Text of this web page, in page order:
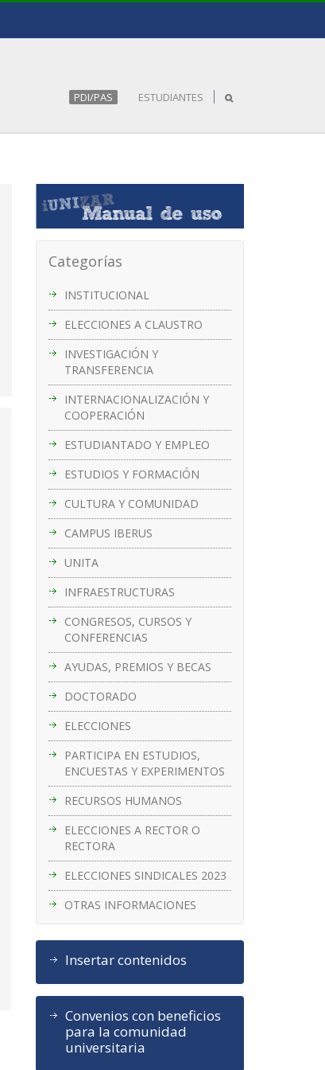
PDI/PAS ESTUDIANTES
Categorías
INSTITUCIONAL
ELECCIONES A CLAUSTRO
INVESTIGACIÓN Y
TRANSFERENCIA
INTERNACIONALIZACIÓN Y
COOPERACIÓN
ESTUDIANTADO Y EMPLEO
ESTUDIOS Y FORMACIÓN
CULTURA Y COMUNIDAD
CAMPUS IBERUS
UNITA
INFRAESTRUCTURAS
CONGRESOS, CURSOS Y
CONFERENCIAS
AYUDAS, PREMIOS Y BECAS
DOCTORADO
ELECCIONES
PARTICIPA EN ESTUDIOS,
ENCUESTAS Y EXPERIMENTOS
RECURSOS HUMANOS
ELECCIONES A RECTOR O
RECTORA
ELECCIONES SINDICALES 2023
OTRAS INFORMACIONES
Insertar contenidos
Convenios con beneficios
para la comunidad
universitaria